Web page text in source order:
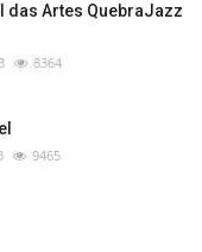
das Artes QuebraJazz
8364
9465